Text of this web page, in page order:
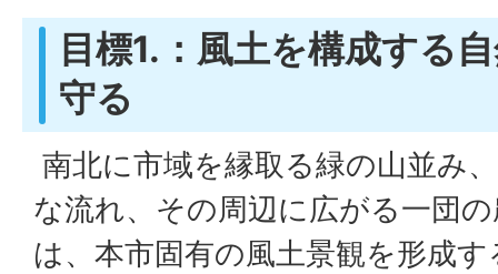
目標1.：風土を構成する
守る
南北に市域を縁取る緑の山並み
な流れ、その周辺に広がる一団
は、本市固有の風土景観を形成